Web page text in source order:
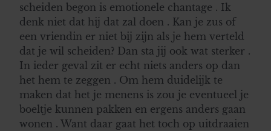
scheiden begon is emotionele chantage . Ik
denk niet dat hij dat zal doen . Kan je zus of
een vriendin er niet bij zijn als je hem verteld
dat je wil scheiden? Dan sta jij ook wat sterker .
In ieder geval zit er echt niets anders op dan
het hem te zeggen . Om hem duidelijk te
maken dat het je menens is zou je eventueel je
boeltje kunnen pakken en ergens anders gaan
wonen . Want daar gaat het toch op uitdraaien